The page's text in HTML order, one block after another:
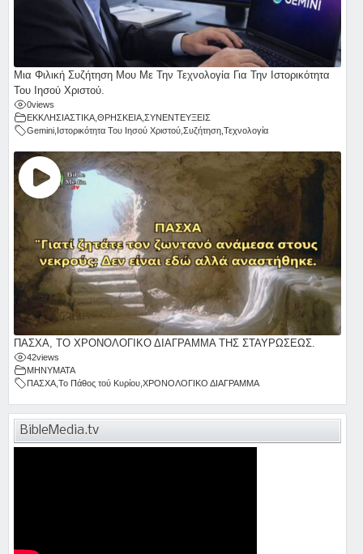
Μια Φιλική Συζήτηση Μου Με Την Τεχνολογία Για Την Ιστορικότητα
Του Ιησού Χριστού.
0views
ΕΚΚΛΗΣΙΑΣΤΙΚΑ ΘΡΗΣΚΕΙΑ ΣΥΝΕΝΤΕΥΞΕΙΣ
Gemini Ιστορικότητα Του Ιησού Χριστού Συζήτηση Τεχνολογία
ΠΑΣΧΑ, ΤΟ ΧΡΟΝΟΛΟΓΙΚΟ ΔΙΑΓΡΑΜΜΑ ΤΗΣ ΣΤΑΥΡΩΣΕΩΣ.
42views
ΜΗΝΥΜΑΤΑ
ΠΑΣΧΑ,Το Πάθος τού Κυρίου,ΧΡΟΝΟΛΟΓΙΚΟ ΔΙΑΓΡΑΜΜΑ
BibleMedia.tv